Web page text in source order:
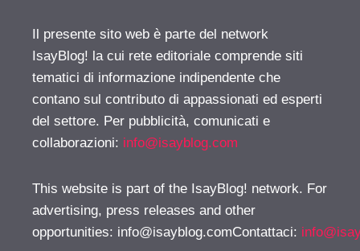
Il presente sito web è parte del network
IsayBlog! la cui rete editoriale comprende siti
tematici di informazione indipendente che
contano sul contributo di appassionati ed esperti
del settore. Per pubblicità, comunicati e
collaborazioni: info@isayblog.com
This website is part of the IsayBlog! network. For
advertising, press releases and other
opportunities: info@isayblog.comContattaci: